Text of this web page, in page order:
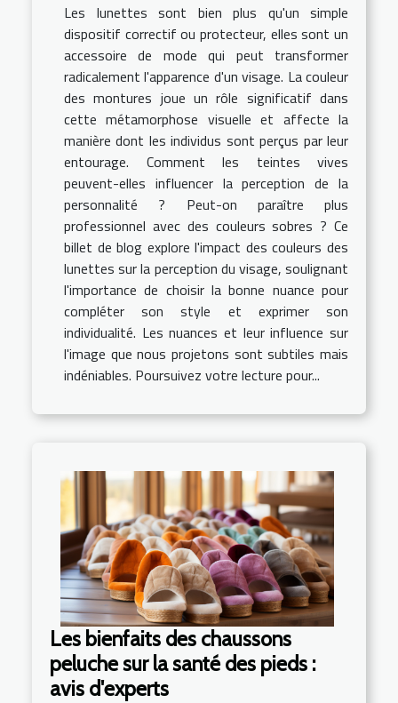
Les lunettes sont bien plus qu'un simple
dispositif correctif ou protecteur, elles sont un
accessoire de mode qui peut transformer
radicalement l'apparence d'un visage. La couleur
des montures joue un rôle significatif dans
cette métamorphose visuelle et affecte la
manière dont les individus sont perçus par leur
entourage. Comment les teintes vives
peuvent-elles influencer la perception de la
personnalité ? Peut-on paraître plus
professionnel avec des couleurs sobres ? Ce
billet de blog explore l'impact des couleurs des
lunettes sur la perception du visage, soulignant
l'importance de choisir la bonne nuance pour
compléter son style et exprimer son
individualité. Les nuances et leur influence sur
l'image que nous projetons sont subtiles mais
indéniables. Poursuivez votre lecture pour...
Les bienfaits des chaussons
peluche sur la santé des pieds :
avis d'experts